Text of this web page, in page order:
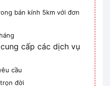
bán kính 5km với đơn
cấp các dịch vụ
cầu
đời